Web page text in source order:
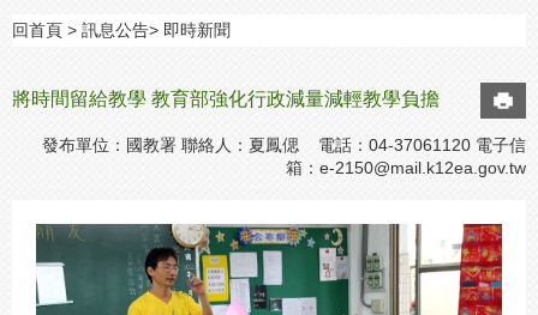
回首頁 訊息公告 即時新聞
將時間留給教學 教育部強化行政減量減輕教學負擔
發布單位：國教署 聯絡人：夏鳳偲 電話：04-37061120 電子信
箱： e-2150@mail.k12ea.gov.tw